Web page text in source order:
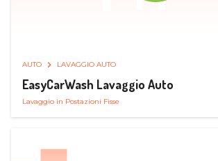
AUTO LAVAGGIO AUTO
EasyCarWash Lavaggio Auto
Lavaggio in Postazioni Fisse